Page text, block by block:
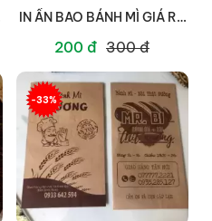
IN ẤN BAO BÁNH MÌ GIÁ RẺ
200 đ 300 đ
-33%